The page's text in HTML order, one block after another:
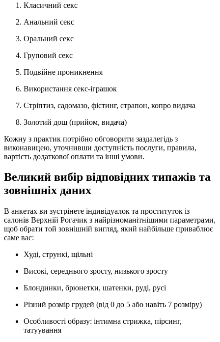
Класичний секс
Анальний секс
Оральний секс
Груповий секс
Подвійне проникнення
Використання секс-іграшок
Стріптиз, садомазо, фістинг, страпон, копро видача
Золотий дощ (прийом, видача)
Кожну з практик потрібно обговорити заздалегідь з
виконавицею, уточнивши доступність послуги, правила,
вартість додаткової оплати та інші умови.
Великий вибір відповідних типажів та
зовнішніх даних
В анкетах ви зустрінете індивідуалок та проституток із
салонів Верхній Рогачик з найрізноманітнішими параметрами,
щоб обрати той зовнішній вигляд, який найбільше приваблює
саме вас:
Худі, стрункі, щільні
Високі, середнього зросту, низького зросту
Блондинки, брюнетки, шатенки, руді, русі
Різний розмір грудей (від 0 до 5 або навіть 7 розміру)
Особливості образу: інтимна стрижка, пірсинг,
татуування